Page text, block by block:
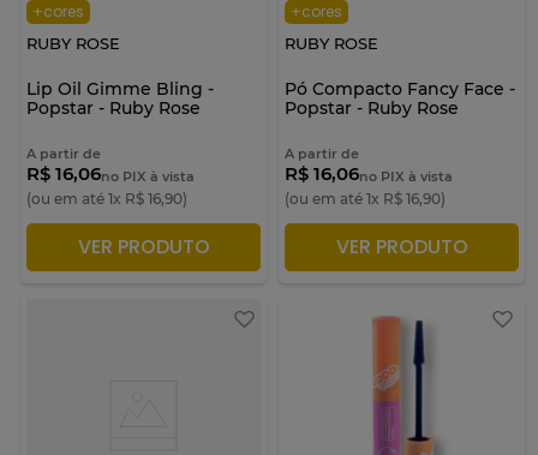
+cores
RUBY ROSE
Lip Oil Gimme Bling -
Popstar - Ruby Rose
A partir de
R$ 16,06no PIX à vista
(ou em até 1x R$ 16,90)
ADICIONAR À SACOLA
VER PRODUTO
+cores
RUBY ROSE
Pó Compacto Fancy Face -
Popstar - Ruby Rose
A partir de
R$ 16,06no PIX à vista
(ou em até 1x R$ 16,90)
ADICIONAR À SACOLA
VER PRODUTO